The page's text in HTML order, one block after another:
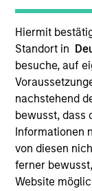
Hiermit
Standort in
besuche, auf
nachstehend
bewusst, dass
Informationen
von diesen
ferner
Website
*Basiswährung
Dieses Material
von Morgan
ansässigen
Variable). (die
Luxemburg als
gemäß Teil 1
seiner
ist ein
Wertpapieren